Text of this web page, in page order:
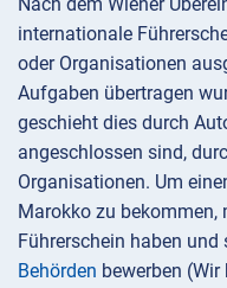
Nach dem Wiener
internationale
oder Organisationen
Aufgaben übertragen
geschieht dies durch
angeschlossen sind,
Organisationen. Um
Marokko zu bekommen,
Führerschein haben und
Behörden bewerben